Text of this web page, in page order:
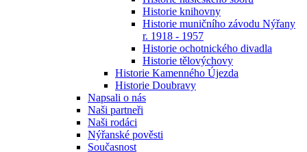
Historie knihovny
Historie muničního závodu Nýřany
r. 1918 - 1957
Historie ochotnického divadla
Historie tělovýchovy
Historie Kamenného Újezda
Historie Doubravy
Napsali o nás
Naši partneři
Naši rodáci
Nýřanské pověsti
Současnost